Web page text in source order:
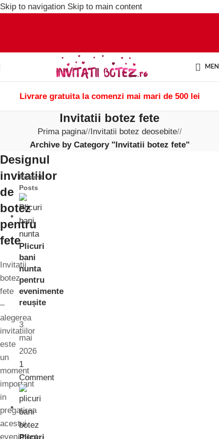
Skip to navigation Skip to main content
Livrare gratuita la comenzi mai mari de 500 lei
Invitatii botez fete
Prima pagina/ Invitatii botez deosebite/
Archive by Category "Invitatii botez fete"
Designul
invitatiilor
de
botez
pentru
fete
Invitatii
botez
fete
–
alegerea
invitatiilor
este
un
moment
important
in
pregatirea
acestui
eveniment
Recent
Posts
Plicuri
bani
nunta
pentru
evenimente
reușite
3
mai
2026
1
Comment